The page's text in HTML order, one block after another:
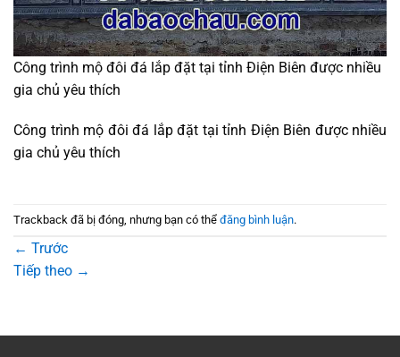
Công trình mộ đôi đá lắp đặt tại tỉnh Điện Biên được nhiều
gia chủ yêu thích
Công trình mộ đôi đá lắp đặt tại tỉnh Điện Biên được nhiều
gia chủ yêu thích
Trackback đã bị đóng, nhưng bạn có thể đăng bình luận.
← Trước
Tiếp theo →